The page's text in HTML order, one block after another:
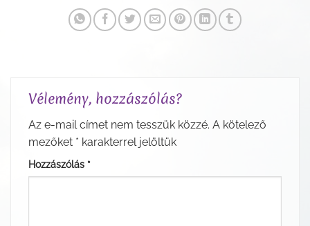
Vélemény, hozzászólás?
Az e-mail címet nem tesszük közzé. A kötelező
mezőket * karakterrel jelöltük
Hozzászólás *